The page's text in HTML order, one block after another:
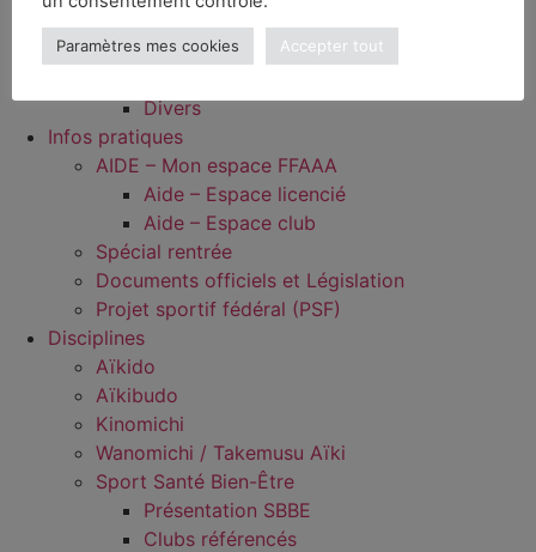
Jeunes
Kagami Biraki 2024 FFAAA
Divers
Infos pratiques
AIDE – Mon espace FFAAA
Aide – Espace licencié
Aide – Espace club
Spécial rentrée
Documents officiels et Législation
Projet sportif fédéral (PSF)
Disciplines
Aïkido
Aïkibudo
Kinomichi
Wanomichi / Takemusu Aïki
Sport Santé Bien-Être
Présentation SBBE
Clubs référencés
Paramètres mes cookies Accepter tout